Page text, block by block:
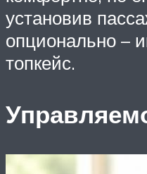
установив
опционально –
топкейс.